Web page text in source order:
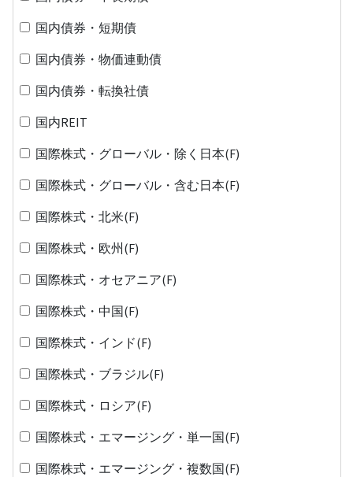
国内債券・短期債
国内債券・物価連動債
国内債券・転換社債
国内REIT
国際株式・グローバル・除く日本(F)
国際株式・グローバル・含む日本(F)
国際株式・北米(F)
国際株式・欧州(F)
国際株式・オセアニア(F)
国際株式・中国(F)
国際株式・インド(F)
国際株式・ブラジル(F)
国際株式・ロシア(F)
国際株式・エマージング・単一国(F)
国際株式・エマージング・複数国(F)